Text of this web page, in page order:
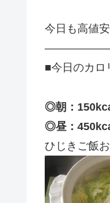
今日も高値
■今日のカ
◎朝：
◎昼：
ひじきご飯